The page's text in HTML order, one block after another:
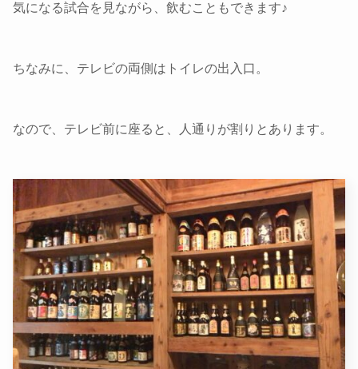
気になる試合を見ながら、飲むこともできます♪
ちなみに、テレビの両側はトイレの出入口。
なので、テレビ前に座ると、人通りが割りとあります。